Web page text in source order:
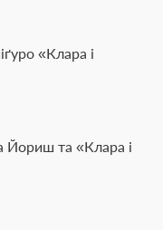
«Клара і
Йориш та «Клара і